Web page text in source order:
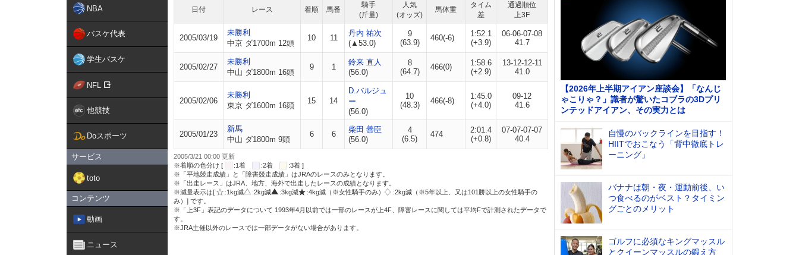
NBA
バスケ代表
学生バスケ
NFL
他競技
Doスポーツ
サービス
toto
コンテンツ
動画
ニュース
日付 レース 着順 馬番
騎手
(斤量)
人気
(オッズ)
馬体重
タイム
差
通過順位
上3F
2005/03/19
未勝利
中京 ダ1700m 12頭
10 11
丹内 祐次
(▲53.0)
9
(63.9)
460(-6)
1:52.1
(+3.9)
06-06-07-08
41.7
2005/02/27
未勝利
中山 ダ1800m 16頭
9 1
鈴来 直人
(56.0)
8
(64.7)
466(0)
1:58.6
(+2.9)
13-12-12-11
41.0
2005/02/06
未勝利
東京 ダ1600m 16頭
15 14
D.バルジュ
ー
(56.0)
10
(48.3)
466(-8)
1:45.0
(+4.0)
09-12
41.6
2005/01/23
新馬
中山 ダ1800m 9頭
6 6
柴田 善臣
(56.0)
4
(6.5)
474
2:01.4
(+0.8)
07-07-07-07
40.4
2005/3/21 00:00 更新
※着順の色分け [
:1着 :2着
:3着 ]
※「平地競走成績」と「障害競走成績」はJRAのレースのみとなります。
※「出走レース」はJRA、地方、海外で出走したレースの成績となります。
※減量表示は[
:1kg減 :2kg減 :3kg減 :4kg減（※女性騎手のみ）
:2kg減（※5年以上、又は101勝以上の女性騎手の
み）] です。
※「上3F」表記のデータについて 1993年4月以前では一部のレースが上4F、障害レースに関しては平均Fで計測されたデータで
す。
※JRA主催以外のレースでは一部データがない場合があります。
【2026年上半期アイアン座談会】「なんじ
ゃこりゃ？」識者が驚いたコブラの3Dプリ
ンテッドアイアン、その実力とは
自慢のバックラインを目指す！
HIITでおこなう「背中徹底トレ
ーニング」
バナナは朝・夜・運動前後、い
つ食べるのがベスト？タイミン
グごとのメリット
ゴルフに必須なキングマッスル
とクイーンマッスルの鍛え方